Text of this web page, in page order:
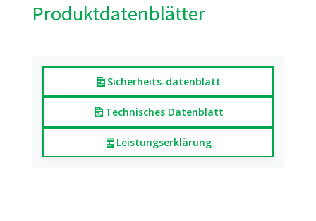
Produktdatenblätter
Sicherheits-datenblatt
Technisches Datenblatt
Leistungserklärung